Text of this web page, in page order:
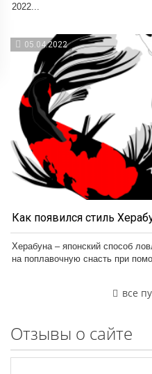
2022...
05.04.2022
Как появился стиль
Херабуна – японский способ
на поплавочную снасть при
все
Отзывы о сайте